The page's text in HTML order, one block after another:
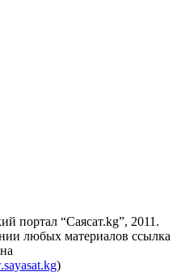
портал “Саясат.kg”, 2011.
любых материалов ссылка
)